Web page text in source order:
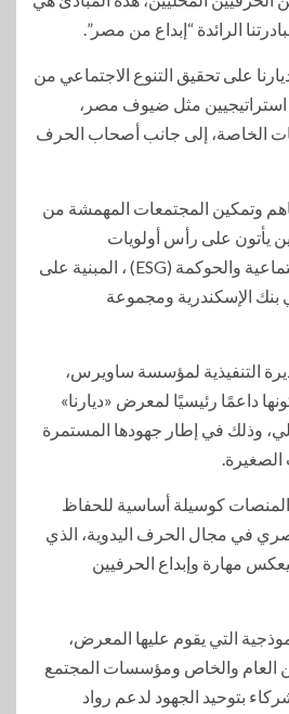
الرائدة “إبداع من مصر”.
على تحقيق التنوع الاجتماعي من
مثل ضيوف مصر،
الخاصة، إلى جانب أصحاب الحرف
وتمكين المجتمعات المهمشة من
يأتون على رأس أولويات
استراتيجيتنا البيئية والاجتماعية والحوكمة (ESG) ، المبنية على
بنك الإسكندرية ومجموعة
التنفيذية لمؤسسة ساويرس،
داعمًا رئيسيًا لمعرض «ديارنا»
وذلك في إطار جهودها المستمرة
كوسيلة أساسية للحفاظ
في مجال الحرف اليدوية، الذي
مهارة وإبداع الحرفيين
التي يقوم عليها المعرض،
العام والخاص ومؤسسات المجتمع
بتوحيد الجهود لدعم رواد